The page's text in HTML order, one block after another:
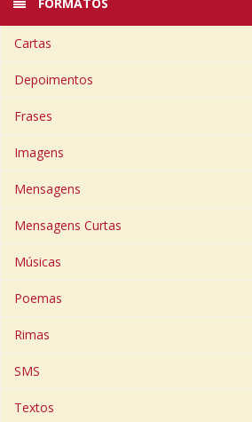
Cartas
Depoimentos
Frases
Imagens
Mensagens
Mensagens Curtas
Músicas
Poemas
Rimas
SMS
Textos